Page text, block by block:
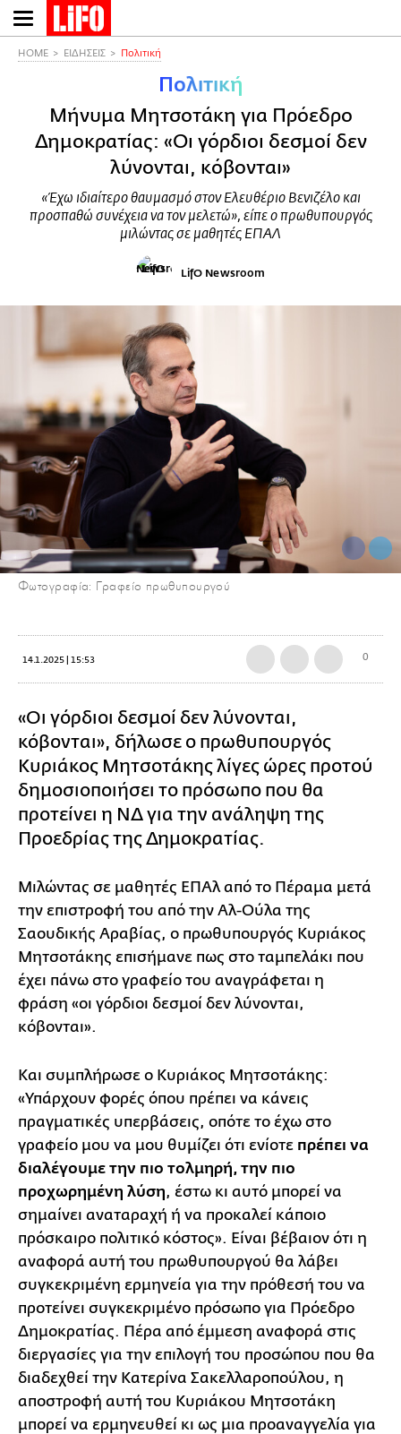
Παράκαμψη
προς
HOME ΕΙΔΗΣΕΙΣ Πολιτική
Πολιτική
Μήνυμα Μητσοτάκη για Πρόεδρο
Δημοκρατίας: «Οι γόρδιοι δεσμοί δεν
λύνονται, κόβονται»
«Έχω ιδιαίτερο θαυμασμό στον Ελευθέριο Βενιζέλο και
προσπαθώ συνέχεια να τον μελετώ», είπε ο πρωθυπουργός
μιλώντας σε μαθητές ΕΠΑΛ
LifO Newsroom
Φωτογραφία: Γραφείο πρωθυπουργού
14.1.2025 | 15:53 0
«Οι γόρδιοι δεσμοί δεν λύνονται,
κόβονται», δήλωσε ο πρωθυπουργός
Κυριάκος Μητσοτάκης λίγες ώρες προτού
δημοσιοποιήσει το πρόσωπο που θα
προτείνει η ΝΔ για την ανάληψη της
Προεδρίας της Δημοκρατίας.
Μιλώντας σε μαθητές ΕΠΑλ από το Πέραμα μετά
την επιστροφή του από την Αλ-Ούλα της
Σαουδικής Αραβίας, ο πρωθυπουργός Κυριάκος
Μητσοτάκης επισήμανε πως στο ταμπελάκι που
έχει πάνω στο γραφείο του αναγράφεται η
φράση «οι γόρδιοι δεσμοί δεν λύνονται,
κόβονται».
Και συμπλήρωσε ο Κυριάκος Μητσοτάκης:
«Υπάρχουν φορές όπου πρέπει να κάνεις
πραγματικές υπερβάσεις, οπότε το έχω στο
γραφείο μου να μου θυμίζει ότι ενίοτε πρέπει να
διαλέγουμε την πιο τολμηρή, την πιο
προχωρημένη λύση, έστω κι αυτό μπορεί να
σημαίνει αναταραχή ή να προκαλεί κάποιο
πρόσκαιρο πολιτικό κόστος». Είναι βέβαιον ότι η
αναφορά αυτή του πρωθυπουργού θα λάβει
συγκεκριμένη ερμηνεία για την πρόθεσή του να
προτείνει συγκεκριμένο πρόσωπο για Πρόεδρο
Δημοκρατίας. Πέρα από έμμεση αναφορά στις
διεργασίες για την επιλογή του προσώπου που θα
διαδεχθεί την Κατερίνα Σακελλαροπούλου, η
αποστροφή αυτή του Κυριάκου Μητσοτάκη
μπορεί να ερμηνευθεί κι ως μια προαναγγελία για